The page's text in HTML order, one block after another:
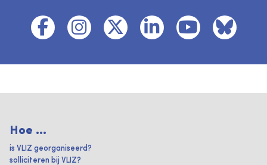
Hoe ...
is VLIZ georganiseerd?
solliciteren bij VLIZ?